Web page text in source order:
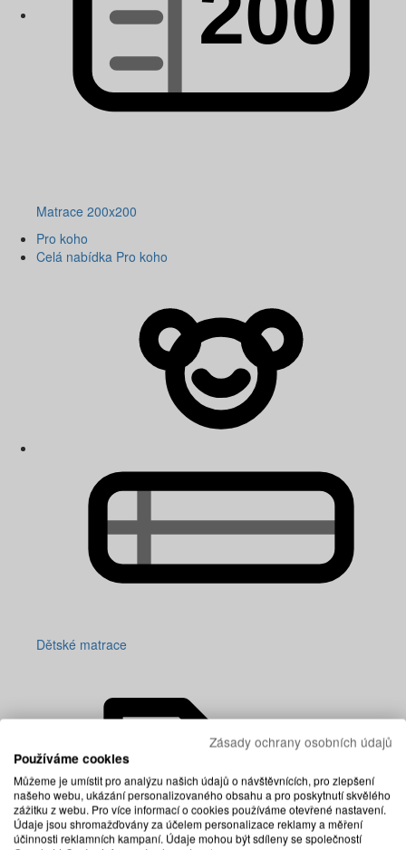
Matrace 200x200
Pro koho
Celá nabídka Pro koho
Dětské matrace
Zásady ochrany osobních údajů
Používáme cookies
Můžeme je umístit pro analýzu našich údajů o návštěvnících, pro zlepšení
našeho webu, ukázání personalizovaného obsahu a pro poskytnutí skvělého
zážitku z webu. Pro více informací o cookies používáme otevřené nastavení.
Údaje jsou shromažďovány za účelem personalizace reklamy a měření
účinnosti reklamních kampaní. Údaje mohou být sdíleny se společností